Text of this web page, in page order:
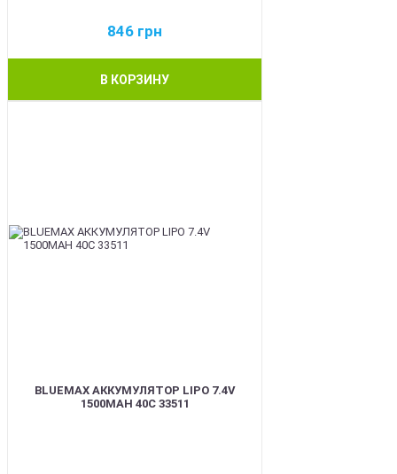
846 грн
В КОРЗИНУ
BLUEMAX АККУМУЛЯТОР LIPO 7.4V
1500MAH 40C 33511